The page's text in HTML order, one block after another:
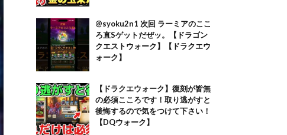
@syoku2n1 次回 ラーミアのここ
ろ直Sゲットだぜッ。【ドラゴン
クエストウォーク】【ドラクエウ
ォーク】
【ドラクエウォーク】復刻が皆無
の必須こころです！取り逃がすと
後悔するので気をつけて下さい！
【DQウォーク】